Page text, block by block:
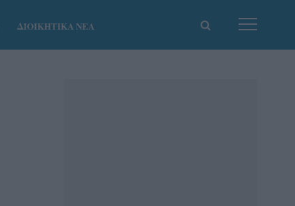
ΔΙΟΙΚΗΤΙΚΑ ΝΕΑ